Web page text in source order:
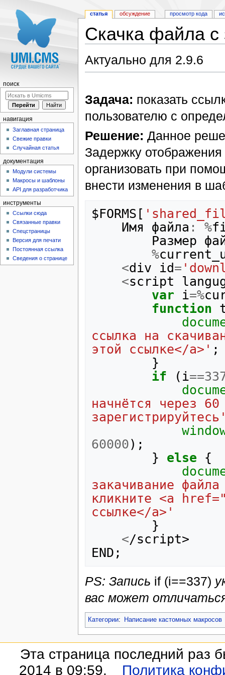
Скачка файла с
Актуально для 2.9.6
Задача: показать
пользователю с
Решение: Данное
Задержку
организовать при
внести изменения в
$FORMS [
Имя
файла : %
Размер
%
<div id=
<script
var
i=%
function
ссылка на
этой ссылке</a>' ;
}
if
( i==
начнётся через
60000);
}
else
{
закачивание
кликните <a
ссылке</a>'
}
</script>
END ;
PS: Запись if (i==337)
вас может
Категории: Написание кастомных макросов
статья обсуждение просмотр кода
поиск
навигация
Заглавная страница
Свежие правки
Случайная статья
документация
Модули системы
Макросы и шаблоны
API для разработчика
инструменты
Ссылки сюда
Связанные правки
Спецстраницы
Версия для печати
Постоянная ссылка
Сведения о странице
Эта страница последний раз
2014 в 09:59.
Политика